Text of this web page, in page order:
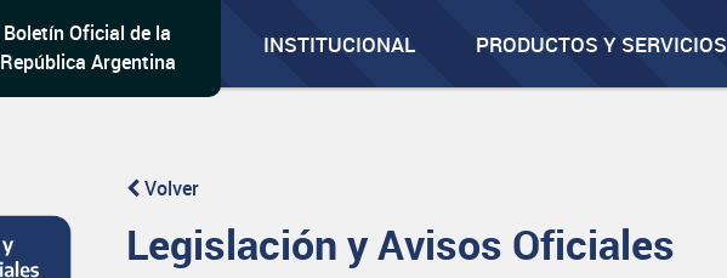
Boletín Oficial de la
República Argentina
INSTITUCIONAL PRODUCTOS Y SERVICIOS
Volver
Legislación y Avisos Oficiales